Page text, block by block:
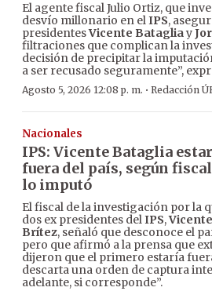
El agente fiscal Julio Ortiz, que
desvío millonario en elIPS,
presidentesVicente Batagliay
filtraciones que complican la
decisión de precipitar la
a ser recusado seguramente”,
Agosto 5, 2026 12:08 p. m. · Redacción
Nacionales
IPS: Vicente Bataglia
fuera del país, según
lo imputó
El fiscal de la investigación por la
dos ex presidentes delIPS,
Brítez, señaló que desconoce el
pero que afirmó a la prensa que
dijeron que el primero estaría
descarta una orden de captura
adelante, si corresponde”.